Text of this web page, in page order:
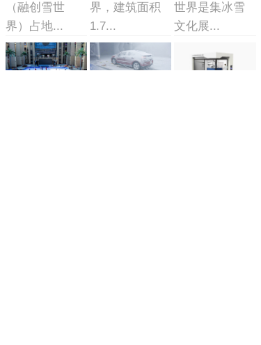
（融创雪世
界）占地...
界，建筑面积
1.7...
世界是集冰雪
文化展...